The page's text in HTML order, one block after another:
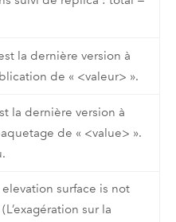
la dernière version à
de « <valeur> ».
la dernière version à
de « <value> ».
surface is not
sur la